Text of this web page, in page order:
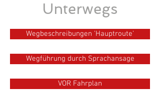
Unterwegs
Wegbeschreibungen 'Hauptroute'
Wegführung durch Sprachansage
VOR Fahrplan